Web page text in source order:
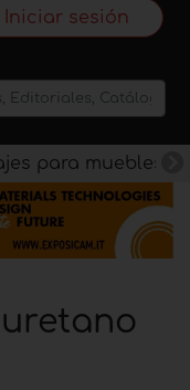
Iniciar sesión
para muebles